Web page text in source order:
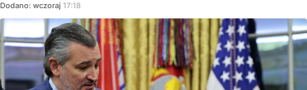
Dodano: wczoraj 17:18